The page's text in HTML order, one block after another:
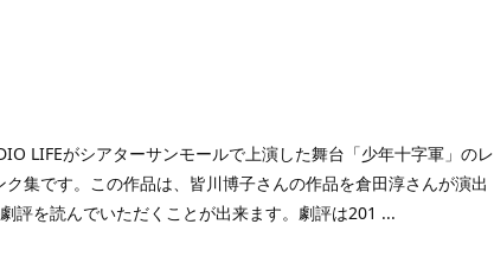
LIFEがシアターサンモールで上演した舞台「少年十字軍」のレ
ク集です。この作品は、皆川博子さんの作品を倉田淳さんが演出
評を読んでいただくことが出来ます。劇評は201 ...